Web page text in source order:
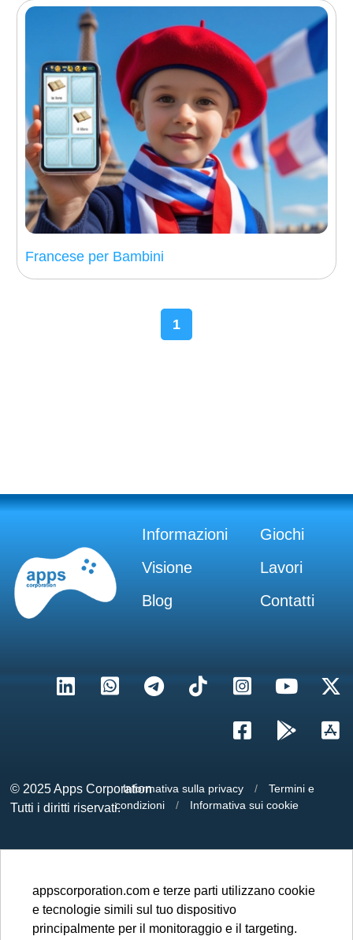
Francese per Bambini
1
Informazioni
Giochi
Visione
Lavori
Blog
Contatti
© 2025Apps Corporation
Tutti i diritti riservati.
Informativa sulla privacy /
Termini e
condizioni
/ Informativa sui cookie
appscorporation.com e terze parti utilizzano cookie
e tecnologie simili sul tuo dispositivo
principalmente per il monitoraggio e il targeting.